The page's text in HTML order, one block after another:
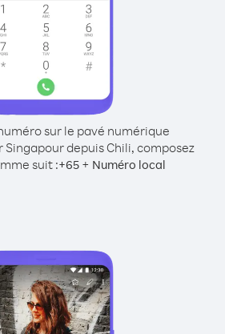
sur le pavé numérique
Singapour depuis Chili, composez
suit :+65+ Numéro local